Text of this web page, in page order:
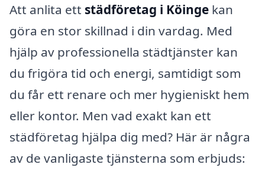
Att anlita ett städföretag i Köinge kan
göra en stor skillnad i din vardag. Med
hjälp av professionella städtjänster kan
du frigöra tid och energi, samtidigt som
du får ett renare och mer hygieniskt hem
eller kontor. Men vad exakt kan ett
städföretag hjälpa dig med? Här är några
av de vanligaste tjänsterna som erbjuds: